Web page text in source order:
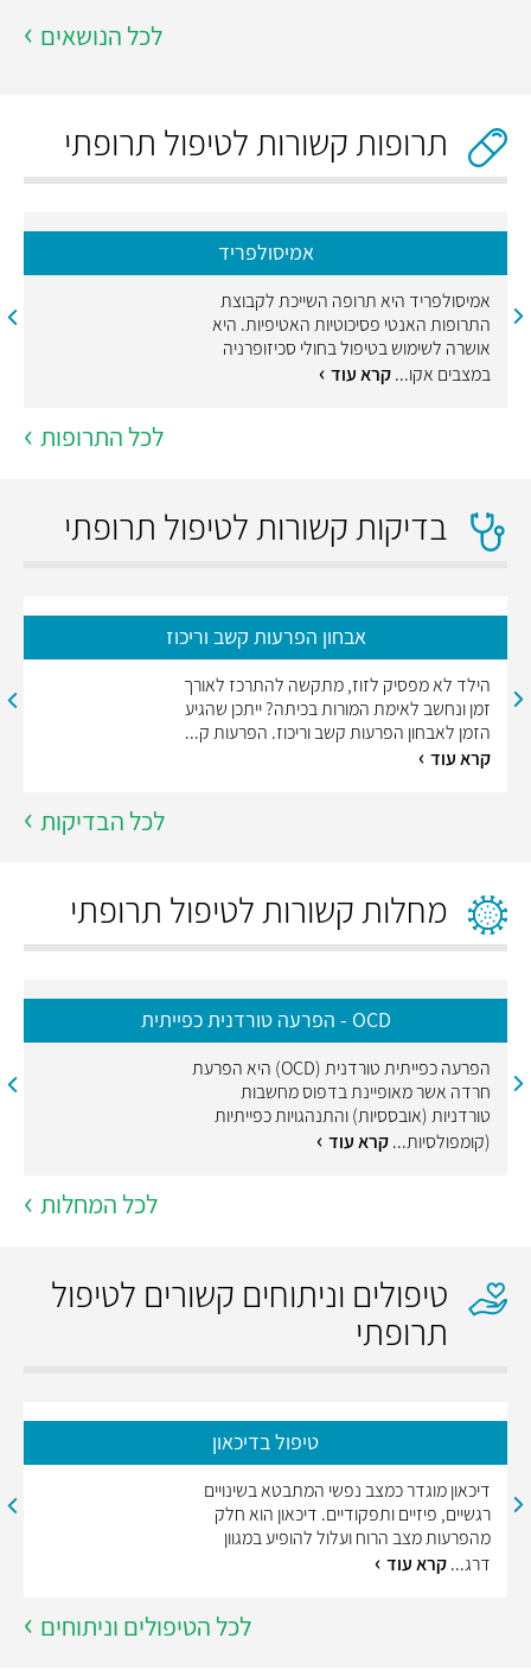
לכל הנושאים
תרופות קשורות לטיפול תרופתי
אמיסולפריד
אמיסולפריד היא תרופה השייכת לקבוצת
התרופות האנטי פסיכוטיות האטיפיות. היא
אושרה לשימוש בטיפול בחולי סכיזופרניה
במצבים אקו...קרא עוד
לכל התרופות
בדיקות קשורות לטיפול תרופתי
אבחון הפרעות קשב וריכוז
הילד לא מפסיק לזוז, מתקשה להתרכז לאורך
זמן ונחשב לאימת המורות בכיתה? ייתכן שהגיע
הזמן לאבחון הפרעות קשב וריכוז. הפרעות ק...
קרא עוד
לכל הבדיקות
מחלות קשורות לטיפול תרופתי
OCD - הפרעה טורדנית כפייתית
הפרעה כפייתית טורדנית (OCD) היא הפרעת
חרדה אשר מאופיינת בדפוס מחשבות
טורדניות (אובססיות) והתנהגויות כפייתיות
(קומפולסיות...קרא עוד
לכל המחלות
טיפולים וניתוחים קשורים לטיפול
תרופתי
טיפול בדיכאון
דיכאון מוגדר כמצב נפשי המתבטא בשינויים
רגשיים, פיזיים ותפקודיים. דיכאון הוא חלק
מהפרעות מצב הרוח ועלול להופיע במגוון
דרג...קרא עוד
לכל הטיפולים וניתוחים